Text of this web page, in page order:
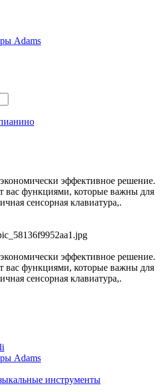
Adams
эффективное решение.
вас функциями, которые важны для
сенсорная клавиатура,.
эффективное решение.
вас функциями, которые важны для
сенсорная клавиатура,.
Adams
инструменты